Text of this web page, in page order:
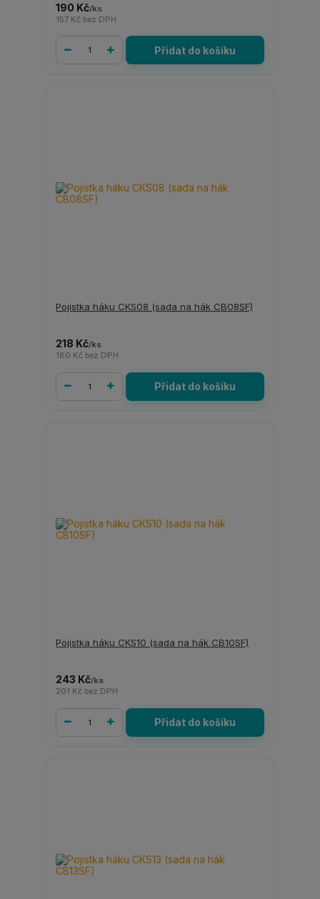
190 Kč/ks
157 Kč bez DPH
Přidat do košíku
Pojistka háku CKS08 (sada na hák CB08SF)
218 Kč/ks
180 Kč bez DPH
Přidat do košíku
Pojistka háku CKS10 (sada na hák CB10SF)
243 Kč/ks
201 Kč bez DPH
Přidat do košíku